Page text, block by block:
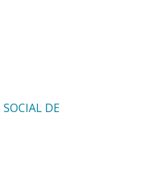
DE